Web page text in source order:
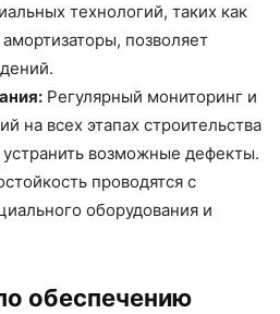
технологий, таких как
позволяет
Регулярный мониторинг и
на всех этапах строительства
возможные дефекты.
проводятся с
оборудования и
обеспечению